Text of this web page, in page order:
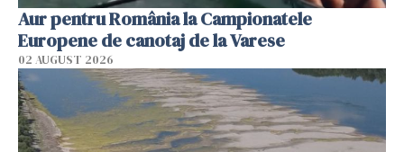
Aur pentru România la Campionatele
Europene de canotaj de la Varese
02 AUGUST 2026